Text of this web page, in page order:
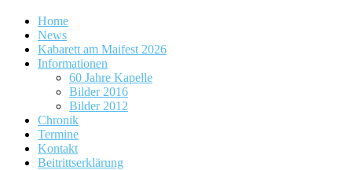
Home
News
Kabarett am Maifest 2026
Informationen
60 Jahre Kapelle
Bilder 2016
Bilder 2012
Chronik
Termine
Kontakt
Beitrittserklärung